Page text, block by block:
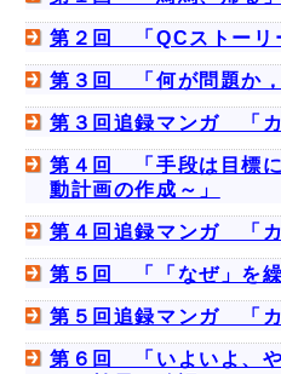
第２回 「QCストーリ
第３回 「何が問題か，
第３回追録マンガ 「カ
第４回 「手段は目標
動計画の作成～」
第４回追録マンガ 「カ
第５回 「「なぜ」を
第５回追録マンガ 「カ
第６回 「いよいよ、